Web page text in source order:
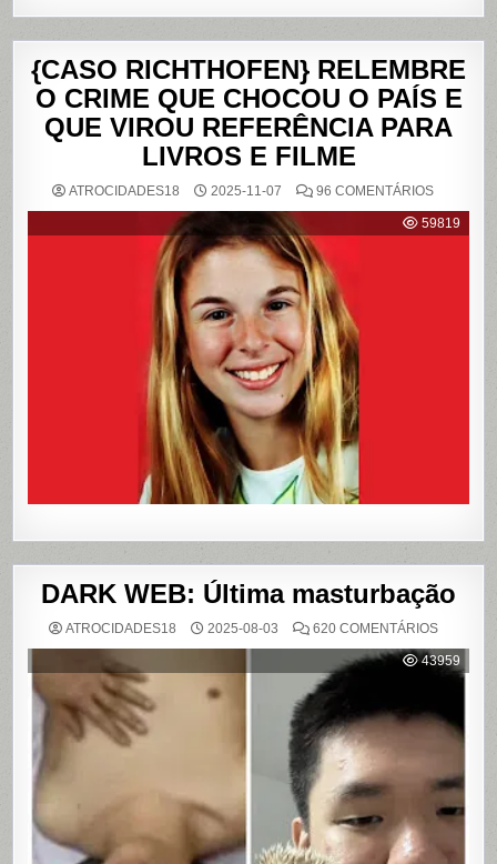
{CASO RICHTHOFEN} RELEMBRE
O CRIME QUE CHOCOU O PAÍS E
QUE VIROU REFERÊNCIA PARA
LIVROS E FILME
ATROCIDADES18 2025-11-07 96 COMENTÁRIOSEM
59819
DARK WEB: Última masturbação
ATROCIDADES18 2025-08-03 620 COMENTÁRIOSEM
WEB:
ÚLTIMA
43959